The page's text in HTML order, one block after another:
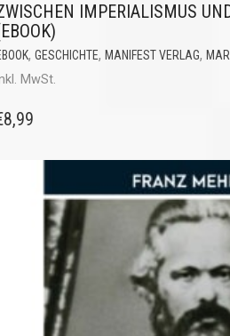
IMPERIALISMUS
, GESCHICHTE, MANIFEST VERLAG,
MwSt.
8,99